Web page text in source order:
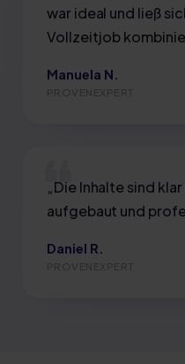
war ideal und ließ
Vollzeitjob
Manuela N.
PROVENEXPERT
„Die Inhalte sind
aufgebaut und
Daniel R.
PROVENEXPERT